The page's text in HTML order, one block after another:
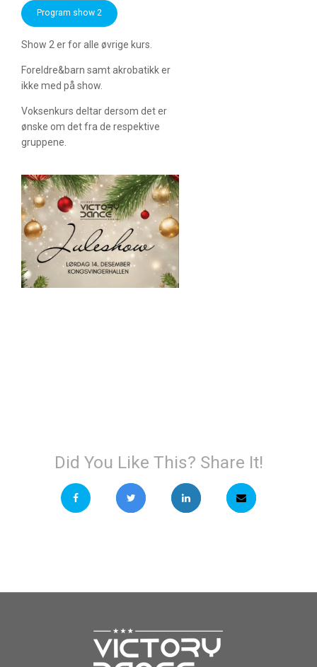
Program show 2
Show 2 er for alle øvrige kurs.
Foreldre&barn samt akrobatikk er
ikke med på show.
Voksenkurs deltar dersom det er
ønske om det fra de respektive
gruppene.
Did You Like This? Share It!